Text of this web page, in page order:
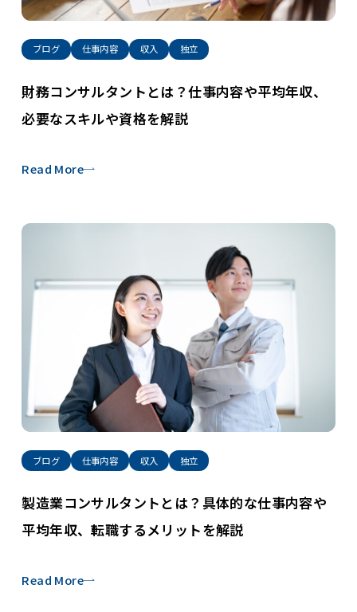
ブログ 仕事内容 収入 独立
財務コンサルタントとは？仕事内容や平均年収、
必要なスキルや資格を解説
Read More
ブログ 仕事内容 収入 独立
製造業コンサルタントとは？具体的な仕事内容や
平均年収、転職するメリットを解説
Read More